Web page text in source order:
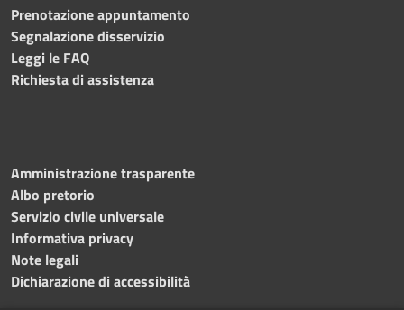
Prenotazione appuntamento
Segnalazione disservizio
Leggi le FAQ
Richiesta di assistenza
Amministrazione trasparente
Albo pretorio
Servizio civile universale
Informativa privacy
Note legali
Dichiarazione di accessibilità